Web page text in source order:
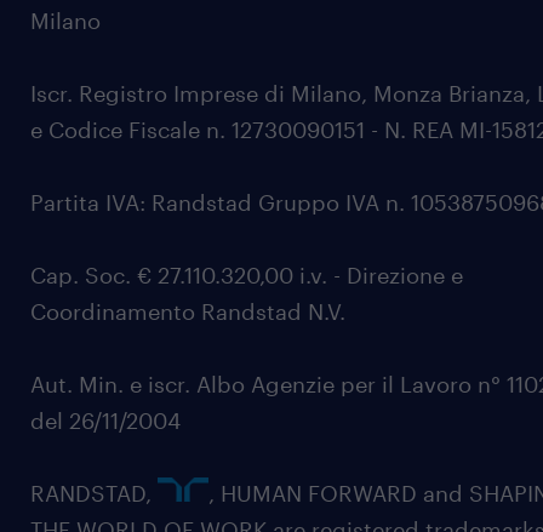
Milano
Iscr. Registro Imprese di Milano, Monza Brianza,
e Codice Fiscale n. 12730090151 - N. REA MI-
Partita IVA: Randstad Gruppo IVA n.
Cap. Soc. € 27.110.320,00 i.v. - Direzione e
Coordinamento Randstad N.V.
Aut. Min. e iscr. Albo Agenzie per il Lavoro n°
del 26/11/2004
RANDSTAD,
, HUMAN FORWARD and